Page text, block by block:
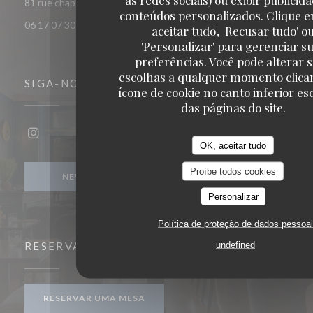
conteúdos personalizados. Clique
aceitar tudo', 'Recusar tudo'
'Personalizar' para gerenciar
preferências. Você pode alterar
escolhas a qualquer momento
ícone de cookie no canto inferior
das páginas do site.
OK, aceitar tudo
Proíbe todos cookies
Personalizar
Política de proteção de dados
undefined
81 rue chaptal 92300 Levallois-Perret
06 17 07 30 72
SIGA-NOS
Instagram ((abre numa nova janela))
NEWSLETTER
RESERVA
RESERVAR UMA MESA